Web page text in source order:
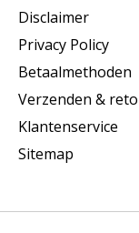
Disclaimer
Privacy Policy
Betaalmethoden
Verzenden &
Klantenservice
Sitemap